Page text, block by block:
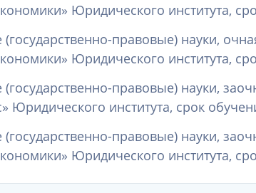
Юридического института,
правовые) науки,
Юридического института,
правовые) науки,
Юридического института, срок
правовые) науки,
Юридического института,